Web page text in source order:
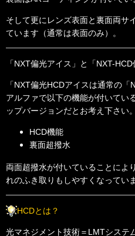
そして更にレンズ表面と裏面両サ
ています（通常は表面のみ）。
「NXT偏光アイス」と「NXT-
「NXT偏光HCDアイスは通常の
アルファで以下の機能が付いてい
ップバージョンだとお考え下さい。
HCD機能
裏面超撥水
両面超撥水が付いていることによ
れのふき取りもしやすくなっていま
HCDとは？
光マネジメント技術＝LMTシステ